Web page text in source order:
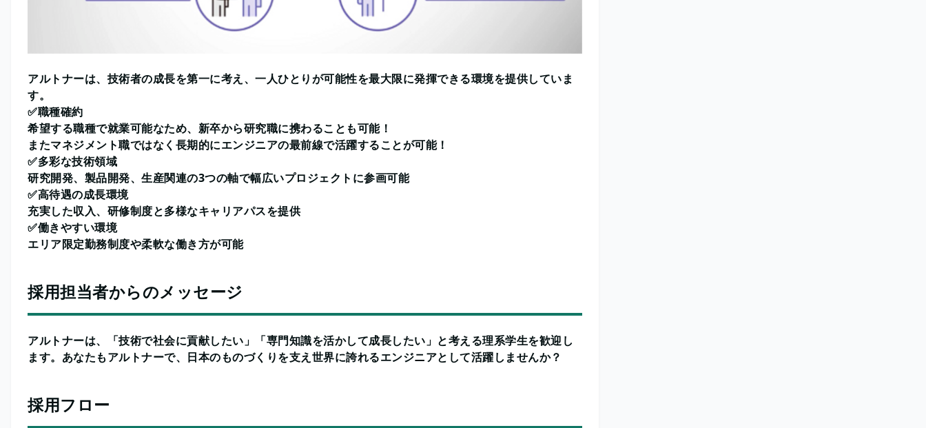
アルトナーは、技術者の成長を第一に考え、一人ひとりが可能性を最大限に発揮できる環境を提供していま
す。
✅職種確約
希望する職種で就業可能なため、新卒から研究職に携わることも可能！
またマネジメント職ではなく長期的にエンジニアの最前線で活躍することが可能！
✅多彩な技術領域
研究開発、製品開発、生産関連の3つの軸で幅広いプロジェクトに参画可能
✅高待遇の成長環境
充実した収入、研修制度と多様なキャリアパスを提供
✅働きやすい環境
エリア限定勤務制度や柔軟な働き方が可能
採用担当者からのメッセージ
アルトナーは、「技術で社会に貢献したい」「専門知識を活かして成長したい」と考える理系学生を歓迎し
ます。あなたもアルトナーで、日本のものづくりを支え世界に誇れるエンジニアとして活躍しませんか？
採用フロー